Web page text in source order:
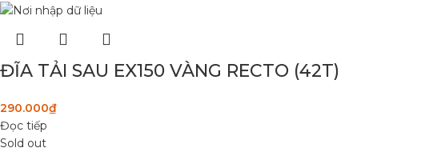
ĐĨA TẢI SAU EX150 VÀNG RECTO (42T)
290.000₫
Đọc tiếp
Sold out